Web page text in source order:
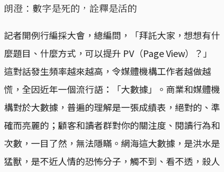
朗澄：數字是死的，詮釋是活的
記者開例行編採大會，總編問，「拜託大家，想想有什
麼題目、什麼方式，可以提升 PV（Page View）？」
這對話發生頻率越來越高，令媒體機構工作者越做越
慌，全因近年一個流行語：「大數據」。商業和媒體機
構對於大數據，普遍的理解是一張成績表，絕對的、準
確而亮麗的；顧客和讀者群對你的關注度、閱讀行為和
次數，一目了然，無法隱瞞。網海這大數據，是洪水是
猛獸，是不近人情的恐怖分子，觸不到、看不透，殺人